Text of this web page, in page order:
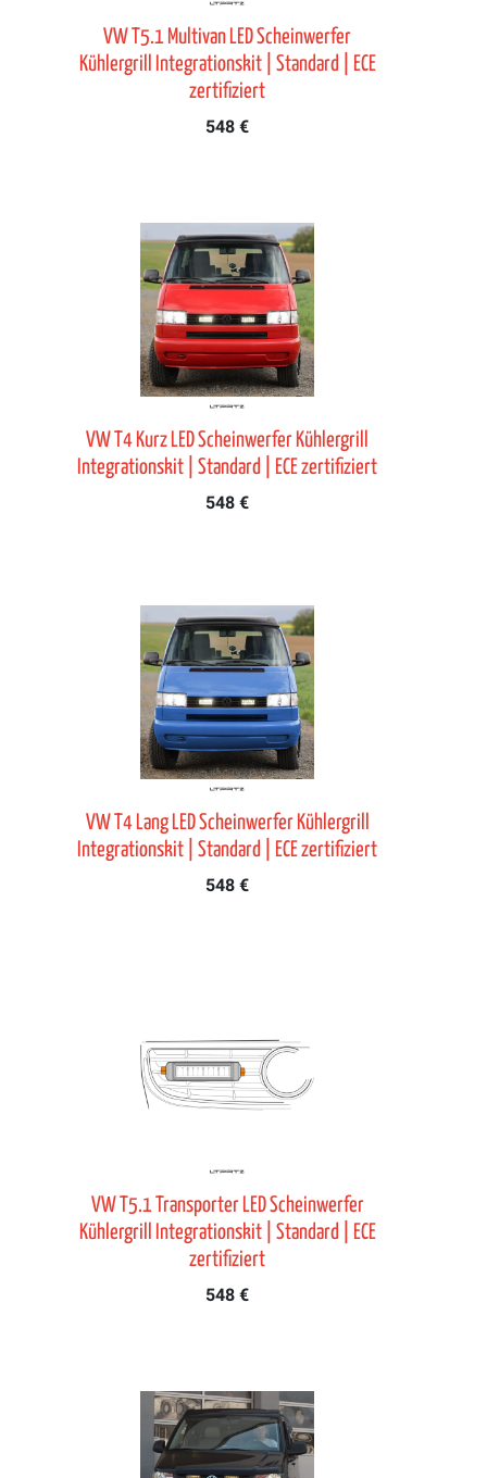
VW T5.1 Multivan LED Scheinwerfer
Kühlergrill Integrationskit | Standard | ECE
zertifiziert
548 €
VW T4 Kurz LED Scheinwerfer Kühlergrill
Integrationskit | Standard | ECE zertifiziert
548 €
VW T4 Lang LED Scheinwerfer Kühlergrill
Integrationskit | Standard | ECE zertifiziert
548 €
VW T5.1 Transporter LED Scheinwerfer
Kühlergrill Integrationskit | Standard | ECE
zertifiziert
548 €